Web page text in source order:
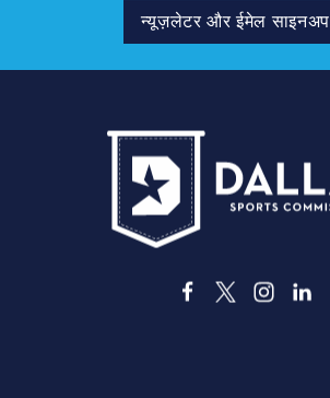
न्यूज़लेटर और ईमेल साइनअप